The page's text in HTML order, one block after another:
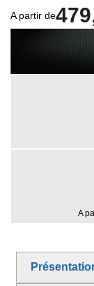
A partir de
A